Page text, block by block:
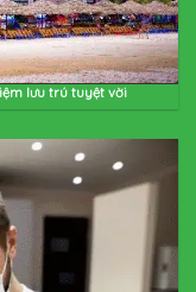
lưu trú tuyệt vời